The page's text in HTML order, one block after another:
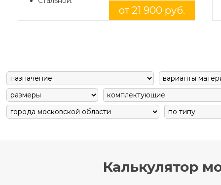
от 21 900 руб.
Калькулятор